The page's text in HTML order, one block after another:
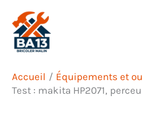
contenu
Accueil
Équipements et
Test : makita HP2071,
Rechercher